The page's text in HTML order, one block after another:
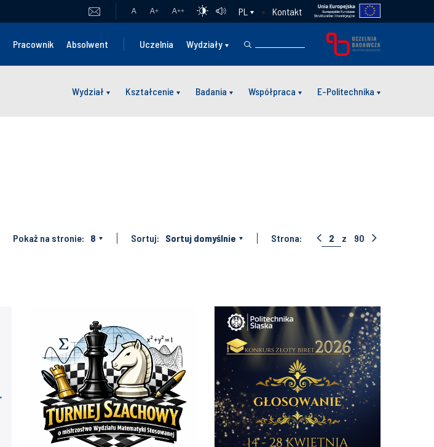
A A+ A++ PL Kontakt
Pracownik Absolwent Uczelnia Wydziały
Wydział Kształcenie Badania Współpraca E-Politechnika
Pokaż na stronie: 8 Sortuj: Sortuj domyślnie Strona: 2 z 90